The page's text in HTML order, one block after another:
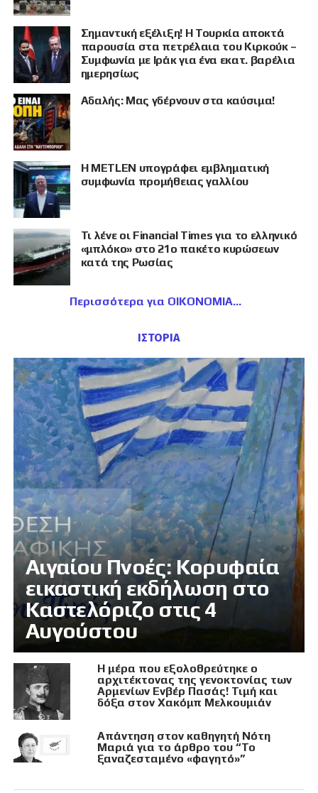
Σημαντική εξέλιξη! Η Τουρκία αποκτά
παρουσία στα πετρέλαια του Κιρκούκ –
Συμφωνία με Ιράκ για ένα εκατ. βαρέλια
ημερησίως
Αδαλής: Μας γδέρνουν στα καύσιμα!
Η METLEN υπογράφει εμβληματική
συμφωνία προμήθειας γαλλίου
Τι λένε οι Financial Times για το ελληνικό
«μπλόκο» στο 21ο πακέτο κυρώσεων
κατά της Ρωσίας
Περισσότερα για ΟΙΚΟΝΟΜΙΑ
ΙΣΤΟΡΙΑ
Αιγαίου Πνοές: Κορυφαία
εικαστική εκδήλωση στο
Καστελόριζο στις 4
Αυγούστου
Η μέρα που εξολοθρεύτηκε ο
αρχιτέκτονας της γενοκτονίας των
Αρμενίων Ενβέρ Πασάς! Τιμή και
δόξα στον Χακόμπ Μελκουμιάν
Απάντηση στον καθηγητή Νότη
Μαριά για το άρθρο του “Το
ξαναζεσταμένο «φαγητό»”